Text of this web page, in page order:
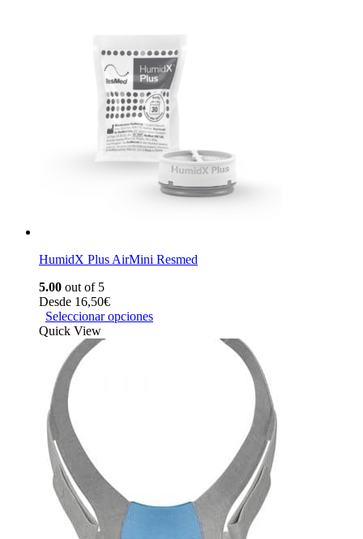
HumidX Plus AirMini Resmed
5.00 out of 5
Desde 16,50€
Seleccionar opciones
Quick View